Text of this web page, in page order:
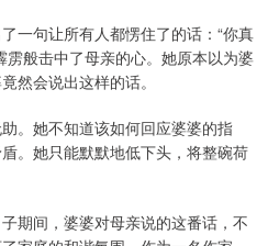
一句让所有人都愣住了的话：“你真
雳般击中了母亲的心。她原本以为婆
然会说出这样的话。
。她不知道该如何回应婆婆的指
。她只能默默地低下头，将整碗荷
期间，婆婆对母亲说的这番话，不